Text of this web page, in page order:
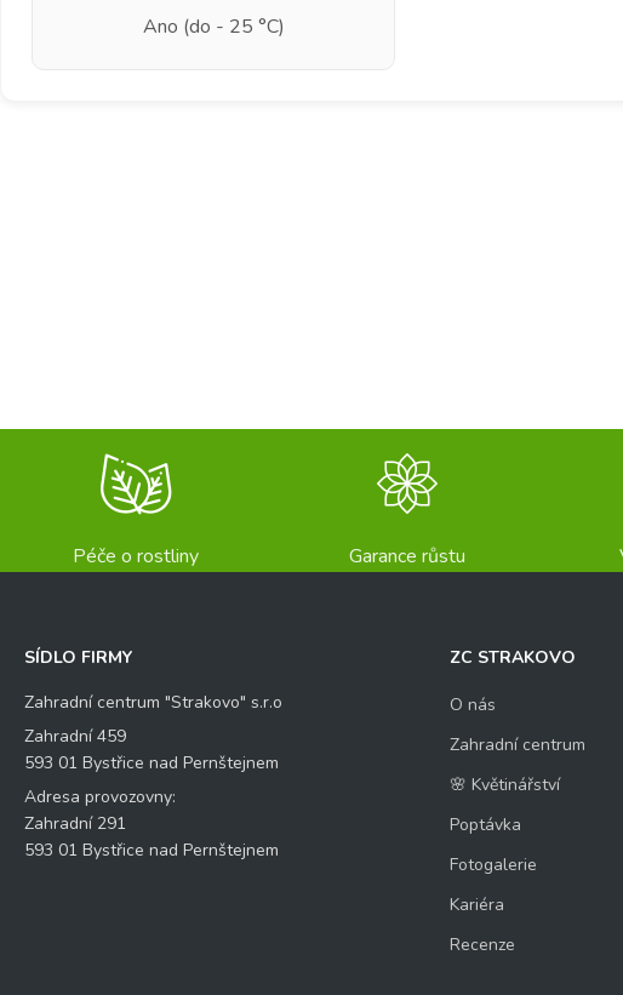
Ano (do - 25 °C)
Péče o rostliny Garance růstu
SÍDLO FIRMY
Zahradní centrum "Strakovo" s.r.o
Zahradní 459
593 01 Bystřice nad Pernštejnem
Adresa provozovny:
Zahradní 291
593 01 Bystřice nad Pernštejnem
ZC STRAKOVO
O nás
Zahradní centrum
🌸 Květinářství
Poptávka
Fotogalerie
Kariéra
Recenze